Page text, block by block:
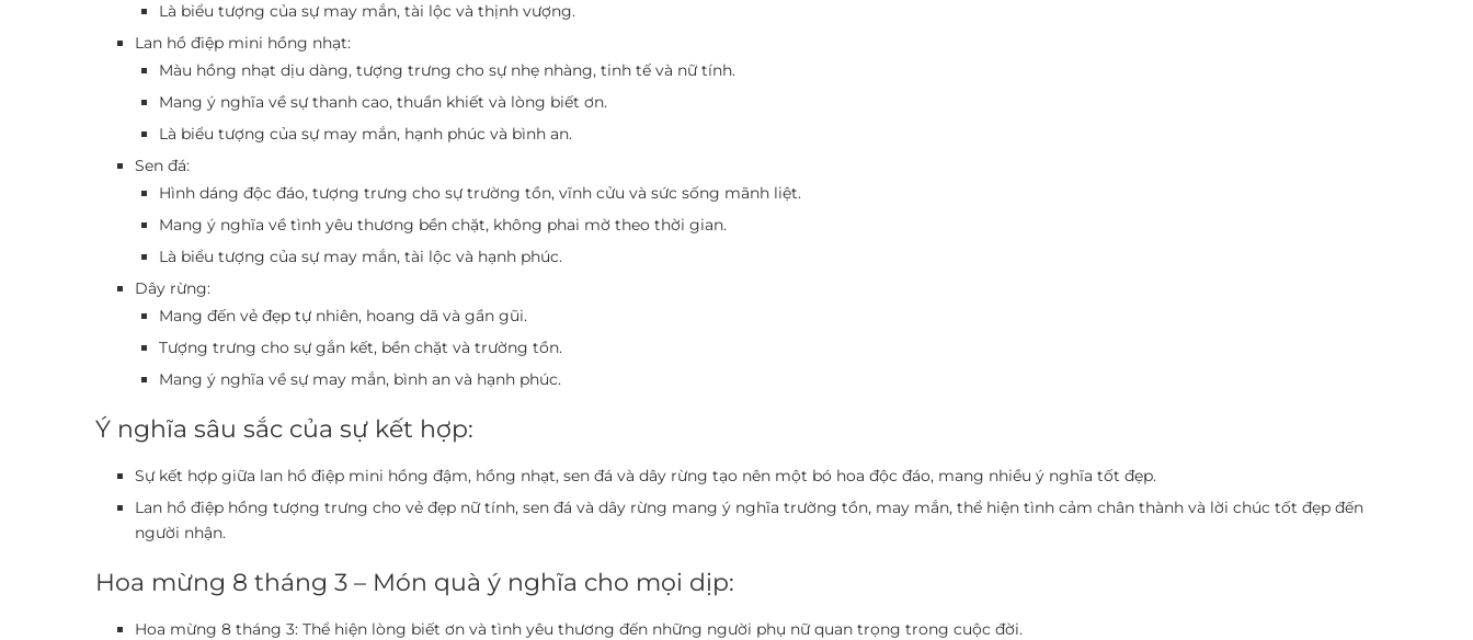
Là biểu tượng của sự may mắn, tài lộc và thịnh vượng.
Lan hồ điệp mini hồng nhạt:
Màu hồng nhạt dịu dàng, tượng trưng cho sự nhẹ nhàng, tinh tế và nữ tính.
Mang ý nghĩa về sự thanh cao, thuần khiết và lòng biết ơn.
Là biểu tượng của sự may mắn, hạnh phúc và bình an.
Sen đá:
Hình dáng độc đáo, tượng trưng cho sự trường tồn, vĩnh cửu và sức sống mãnh liệt.
Mang ý nghĩa về tình yêu thương bền chặt, không phai mờ theo thời gian.
Là biểu tượng của sự may mắn, tài lộc và hạnh phúc.
Dây rừng:
Mang đến vẻ đẹp tự nhiên, hoang dã và gần gũi.
Tượng trưng cho sự gắn kết, bền chặt và trường tồn.
Mang ý nghĩa về sự may mắn, bình an và hạnh phúc.
Ý nghĩa sâu sắc của sự kết hợp:
Sự kết hợp giữa lan hồ điệp mini hồng đậm, hồng nhạt, sen đá và dây rừng tạo nên một bó hoa độc đáo, mang nhiều ý nghĩa tốt đẹp.
Lan hồ điệp hồng tượng trưng cho vẻ đẹp nữ tính, sen đá và dây rừng mang ý nghĩa trường tồn, may mắn, thể hiện tình cảm chân thành và lời chúc tốt đẹp đến
người nhận.
Hoa mừng 8 tháng 3 – Món quà ý nghĩa cho mọi dịp:
Hoa mừng 8 tháng 3: Thể hiện lòng biết ơn và tình yêu thương đến những người phụ nữ quan trọng trong cuộc đời.